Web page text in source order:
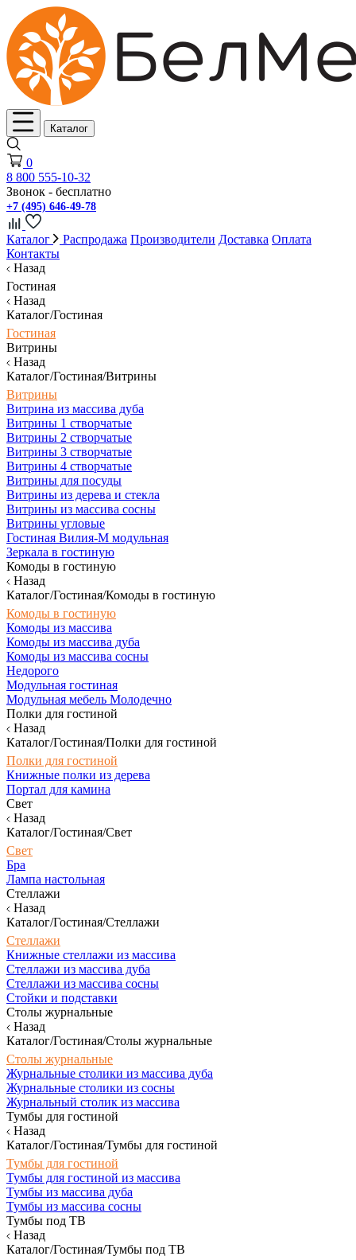
Каталог
0
8 800 555-10-32
Звонок - бесплатно
+7 (495) 646-49-78
Каталог Распродажа Производители Доставка Оплата
Контакты
Назад
Гостиная
Назад
Каталог/Гостиная
Гостиная
Витрины
Назад
Каталог/Гостиная/Витрины
Витрины
Витрина из массива дуба
Витрины 1 створчатые
Витрины 2 створчатые
Витрины 3 створчатые
Витрины 4 створчатые
Витрины для посуды
Витрины из дерева и стекла
Витрины из массива сосны
Витрины угловые
Гостиная Вилия-М модульная
Зеркала в гостиную
Комоды в гостиную
Назад
Каталог/Гостиная/Комоды в гостиную
Комоды в гостиную
Комоды из массива
Комоды из массива дуба
Комоды из массива сосны
Недорого
Модульная гостиная
Модульная мебель Молодечно
Полки для гостиной
Назад
Каталог/Гостиная/Полки для гостиной
Полки для гостиной
Книжные полки из дерева
Портал для камина
Свет
Назад
Каталог/Гостиная/Свет
Свет
Бра
Лампа настольная
Стеллажи
Назад
Каталог/Гостиная/Стеллажи
Стеллажи
Книжные стеллажи из массива
Стеллажи из массива дуба
Стеллажи из массива сосны
Стойки и подставки
Столы журнальные
Назад
Каталог/Гостиная/Столы журнальные
Столы журнальные
Журнальные столики из массива дуба
Журнальные столики из сосны
Журнальный столик из массива
Тумбы для гостиной
Назад
Каталог/Гостиная/Тумбы для гостиной
Тумбы для гостиной
Тумбы для гостиной из массива
Тумбы из массива дуба
Тумбы из массива сосны
Тумбы под ТВ
Назад
Каталог/Гостиная/Тумбы под ТВ